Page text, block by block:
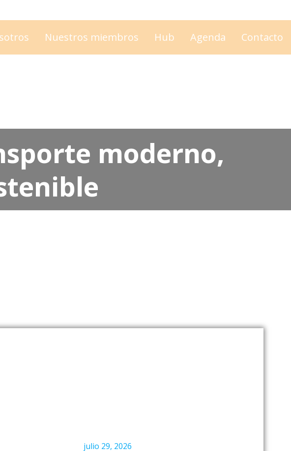
Nuestros miembros Hub Agenda Contacto
moderno,
julio 29, 2026